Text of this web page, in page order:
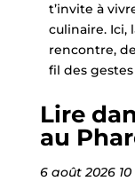
t’invite à
culinaire. Ici,
rencontre,
fil des
Lire
au
6 août 2026